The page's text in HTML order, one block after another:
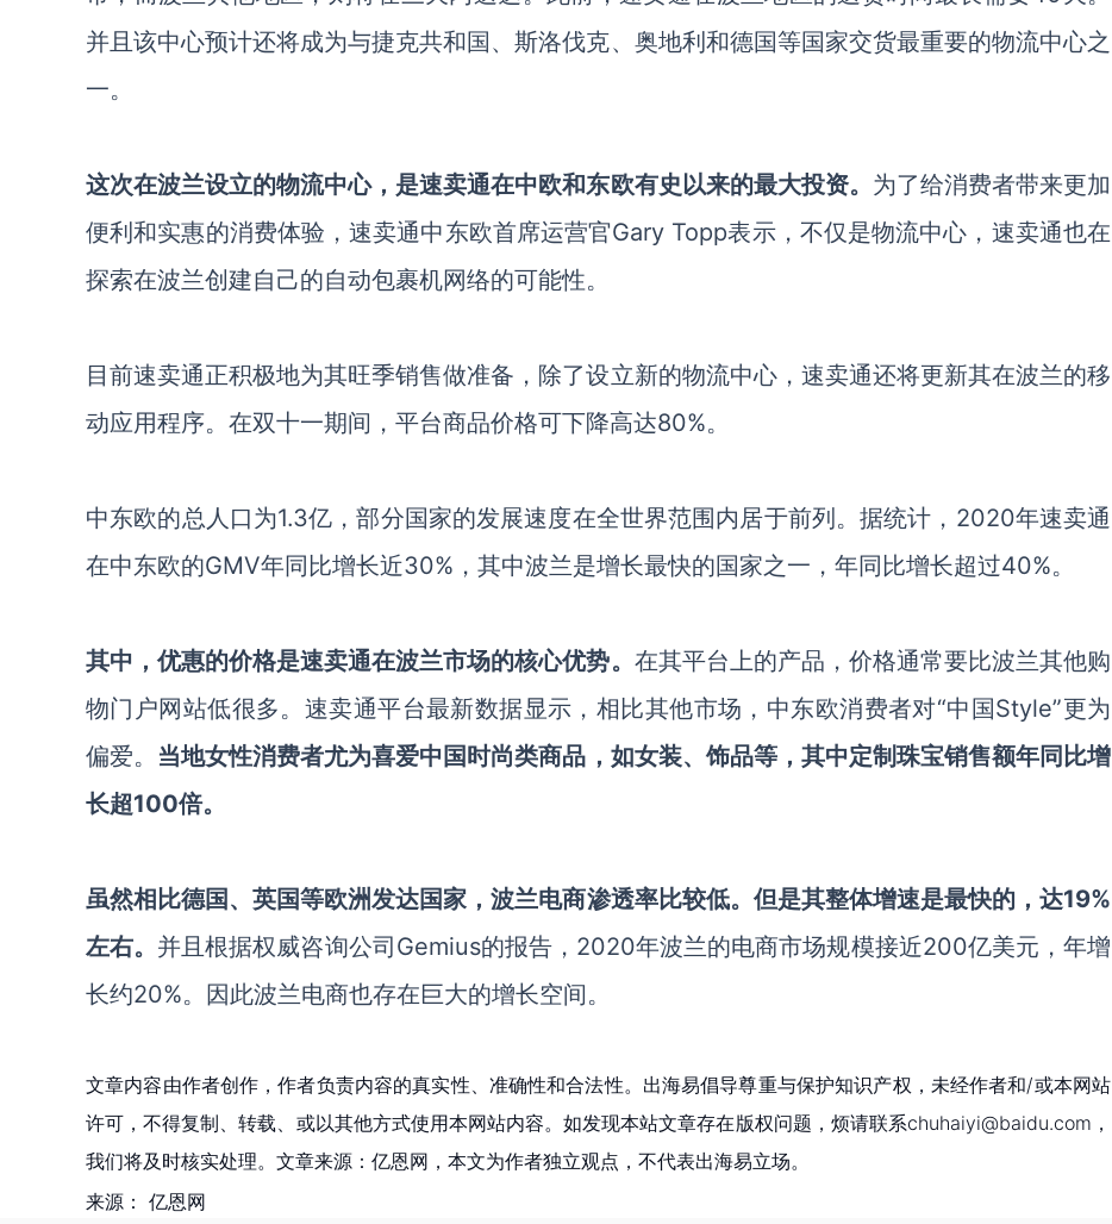
并且该中心预计还将成为与捷克共和国、斯洛伐克、奥地利和德国等国家交货最重要的物流中心之
一。
这次在波兰设立的物流中心，是速卖通在中欧和东欧有史以来的最大投资。 为了给消费者带来更加
便利和实惠的消费体验，速卖通中东欧首席运营官Gary Topp表示，不仅是物流中心，速卖通也在
探索在波兰创建自己的自动包裹机网络的可能性。
目前速卖通正积极地为其旺季销售做准备，除了设立新的物流中心，速卖通还将更新其在波兰的移
动应用程序。在双十一期间，平台商品价格可下降高达80%。
中东欧的总人口为1.3亿，部分国家的发展速度在全世界范围内居于前列。据统计，2020年速卖通
在中东欧的GMV年同比增长近30%，其中波兰是增长最快的国家之一，年同比增长超过40%。
其中，优惠的价格是速卖通在波兰市场的核心优势。 在其平台上的产品，价格通常要比波兰其他购
物门户网站低很多。速卖通平台最新数据显示，相比其他市场，中东欧消费者对“中国Style”更为
偏爱。 当地女性消费者尤为喜爱中国时尚类商品，如女装、饰品等，其中定制珠宝销售额年同比增
长超100倍。
虽然相比德国、英国等欧洲发达国家，波兰电商渗透率比较低。但是其整体增速是最快的，达19%
左右。 并且根据权威咨询公司Gemius的报告，2020年波兰的电商市场规模接近200亿美元，年增
长约20%。因此波兰电商也存在巨大的增长空间。
文章内容由作者创作，作者负责内容的真实性、准确性和合法性。出海易倡导尊重与保护知识产权，未经作者和/或本网站
许可，不得复制、转载、或以其他方式使用本网站内容。如发现本站文章存在版权问题，烦请联系chuhaiyi@baidu.com，
我们将及时核实处理。文章来源：亿恩网，本文为作者独立观点，不代表出海易立场。
来源： 亿恩网